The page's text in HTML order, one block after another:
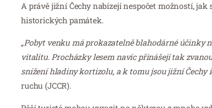
A právě jižní Čechy nabízejí nespočet možností,
historických památek.
„Pobyt venku má prokazatelně blahodárné účinky
vitalitu. Procházky lesem navíc přinášejí tak
snížení hladiny kortizolu, a k tomu jsou jižní Čechy
ruchu (JCCR).